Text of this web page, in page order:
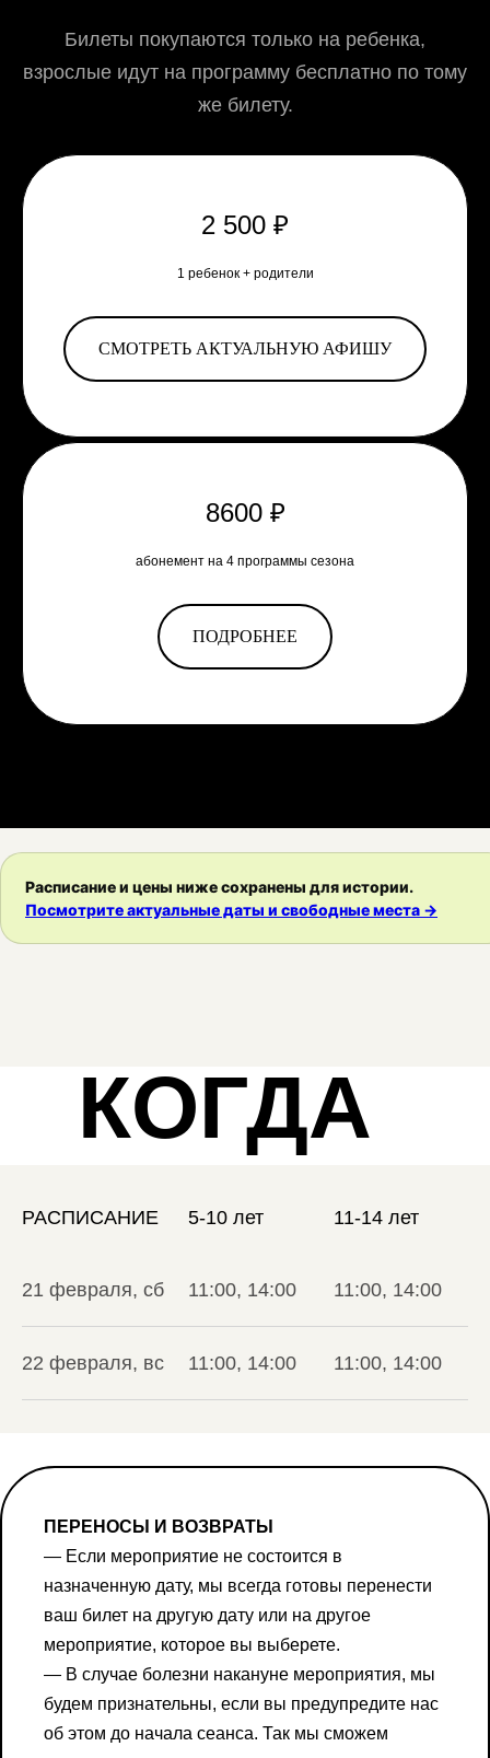
Билеты покупаются только на ребенка,
взрослые идут на программу бесплатно по тому
же билету.
2 500 ₽
1 ребенок + родители
СМОТРЕТЬ АКТУАЛЬНУЮ АФИШУ
8600 ₽
абонемент на 4 программы сезона
ПОДРОБНЕЕ
Расписание и цены ниже сохранены для истории.
Посмотрите актуальные даты и свободные места →
КОГДА
РАСПИСАНИЕ 5-10 лет 11-14 лет
21 февраля, сб 11:00, 14:00 11:00, 14:00
22 февраля, вс 11:00, 14:00 11:00, 14:00
ПЕРЕНОСЫ И ВОЗВРАТЫ
— Если мероприятие не состоится в
назначенную дату, мы всегда готовы перенести
ваш билет на другую дату или на другое
мероприятие, которое вы выберете.
— В случае болезни накануне мероприятия, мы
будем признательны, если вы предупредите нас
об этом до начала сеанса. Так мы сможем